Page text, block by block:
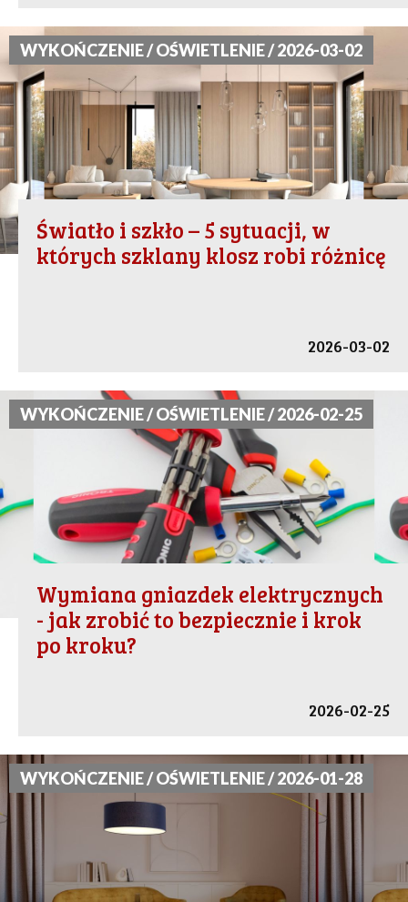
WYKOŃCZENIE / OŚWIETLENIE / 2026-03-02
Światło i szkło – 5 sytuacji, w
których szklany klosz robi różnicę
2026-03-02
WYKOŃCZENIE / OŚWIETLENIE / 2026-02-25
Wymiana gniazdek elektrycznych
- jak zrobić to bezpiecznie i krok
po kroku?
2026-02-25
WYKOŃCZENIE / OŚWIETLENIE / 2026-01-28